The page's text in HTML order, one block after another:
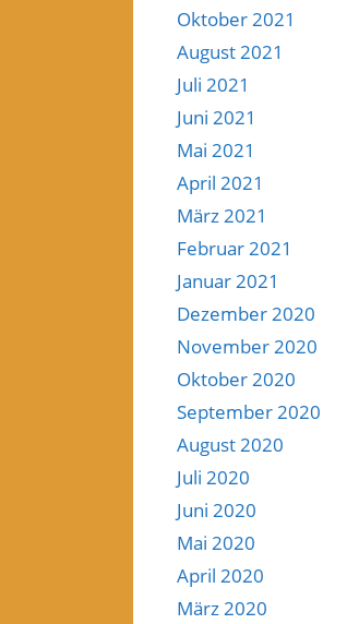
Oktober 2021
August 2021
Juli 2021
Juni 2021
Mai 2021
April 2021
März 2021
Februar 2021
Januar 2021
Dezember 2020
November 2020
Oktober 2020
September 2020
August 2020
Juli 2020
Juni 2020
Mai 2020
April 2020
März 2020